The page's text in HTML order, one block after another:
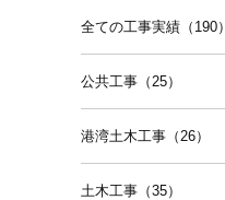
全ての工事実績（190）
公共工事（25）
港湾土木工事（26）
土木工事（35）